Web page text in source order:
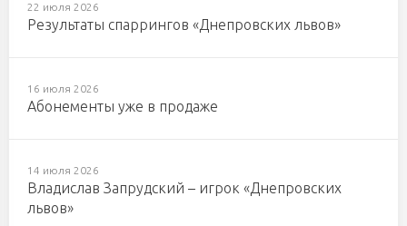
22 июля 2026
Результаты спаррингов «Днепровских львов»
16 июля 2026
Абонементы уже в продаже
14 июля 2026
Владислав Запрудский – игрок «Днепровских
львов»